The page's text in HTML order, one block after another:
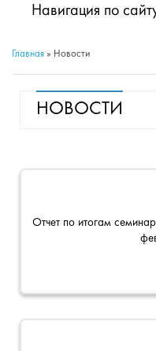
Навигация по
Главная » Новости
НОВОСТИ
Отчет по итогам